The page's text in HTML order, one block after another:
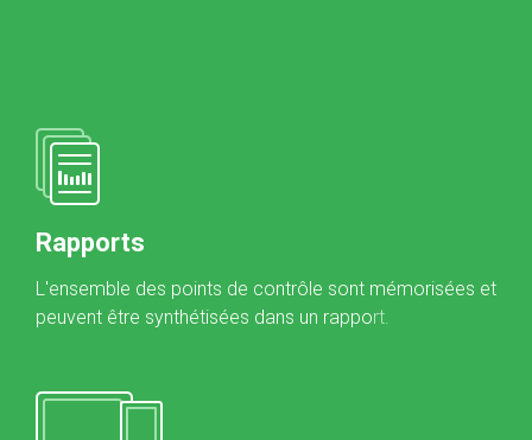
Rapports
L'ensemble des points de contrôle sont mémorisées et
peuvent être synthétisées dans un rapport.